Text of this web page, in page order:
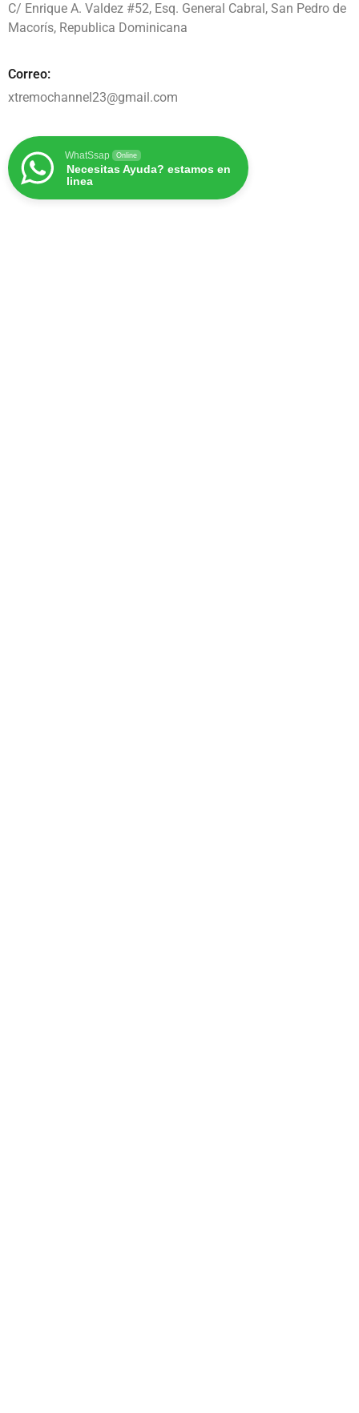
C/ Enrique A. Valdez #52, Esq. General Cabral, San Pedro de
Macorís, Republica Dominicana
Correo:
xtremochannel23@gmail.com
WhatSsap Online
Necesitas Ayuda? estamos en
linea